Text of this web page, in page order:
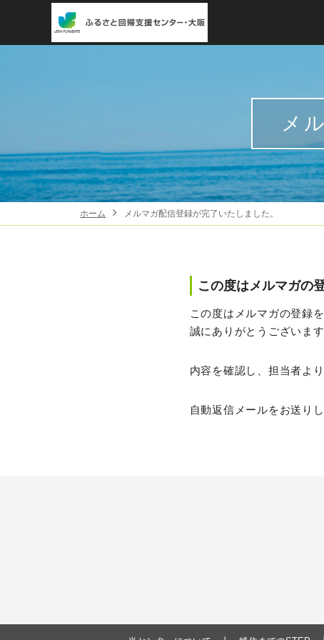
メ
ホーム メルマガ配信登録が完了いたしました。
この度はメルマガの
この度はメルマガの登録
誠にありがとうございます
内容を確認し、担当者よ
自動返信メールをお送り